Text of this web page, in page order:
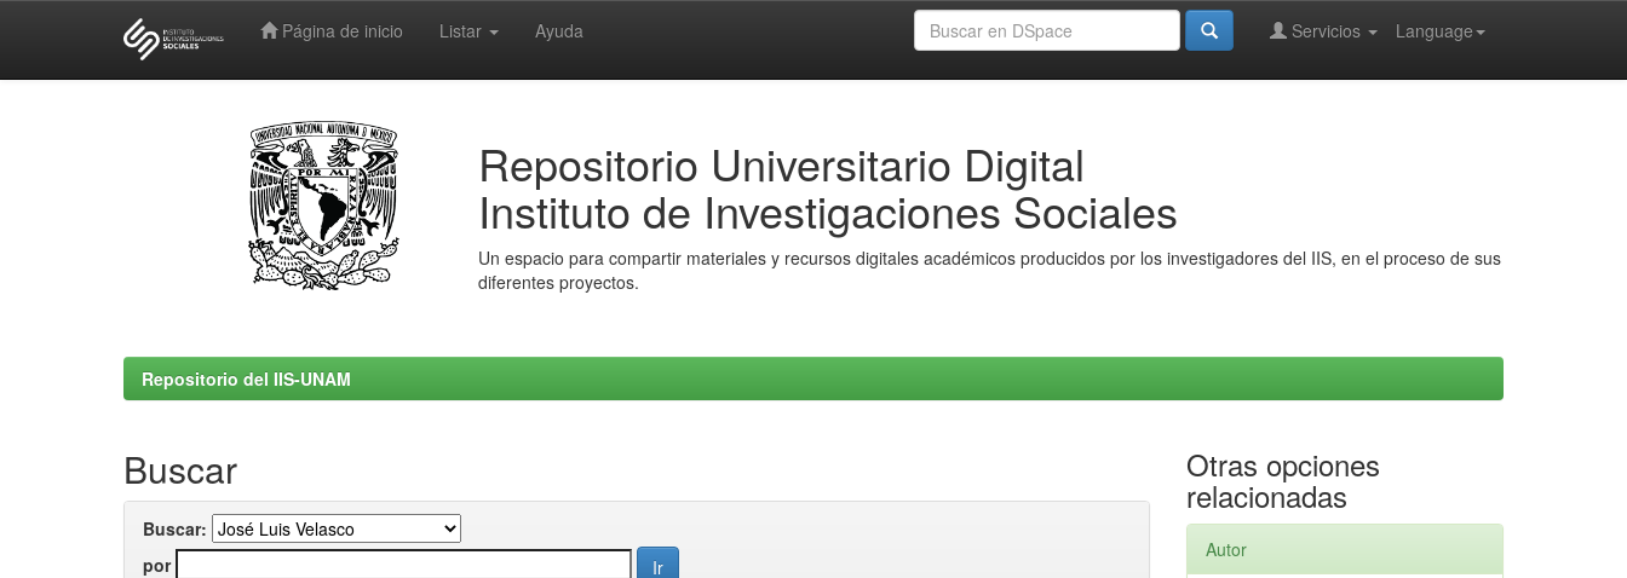
Página de inicio Listar Ayuda Language
Servicios
Repositorio Universitario Digital
Instituto de Investigaciones Sociales
Un espacio para compartir materiales y recursos digitales académicos producidos por los investigadores del IIS, en el proceso de sus
diferentes proyectos.
Repositorio del IIS-UNAM
Buscar
Buscar:
por
Otras opciones
relacionadas
Autor